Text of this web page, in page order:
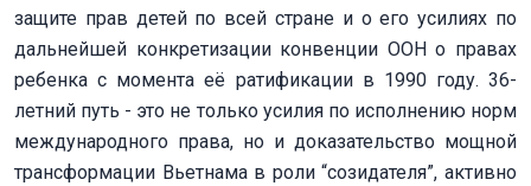
защите прав детей по всей стране и о его усилиях по
дальнейшей конкретизации конвенции ООН о правах
ребенка с момента её ратификации в 1990 году. 36-
летний путь - это не только усилия по исполнению норм
международного права, но и доказательство мощной
трансформации Вьетнама в роли “созидателя”, активно